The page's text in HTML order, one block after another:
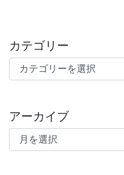
カテゴリー
カテゴリー
アーカイブ
アーカイブ